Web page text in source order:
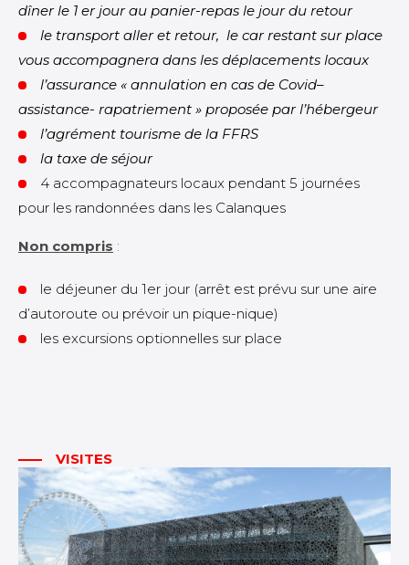
dîner le 1 er jour au panier-repas le jour du retour
le transport aller et retour, le car restant sur place
vous accompagnera dans les déplacements locaux
l’assurance « annulation en cas de Covid–
assistance- rapatriement » proposée par l’hébergeur
l’agrément tourisme de la FFRS
la taxe de séjour
4 accompagnateurs locaux pendant 5 journées
pour les randonnées dans les Calanques
Non compris :
le déjeuner du 1er jour (arrêt est prévu sur une aire
d’autoroute ou prévoir un pique-nique)
les excursions optionnelles sur place
VISITES